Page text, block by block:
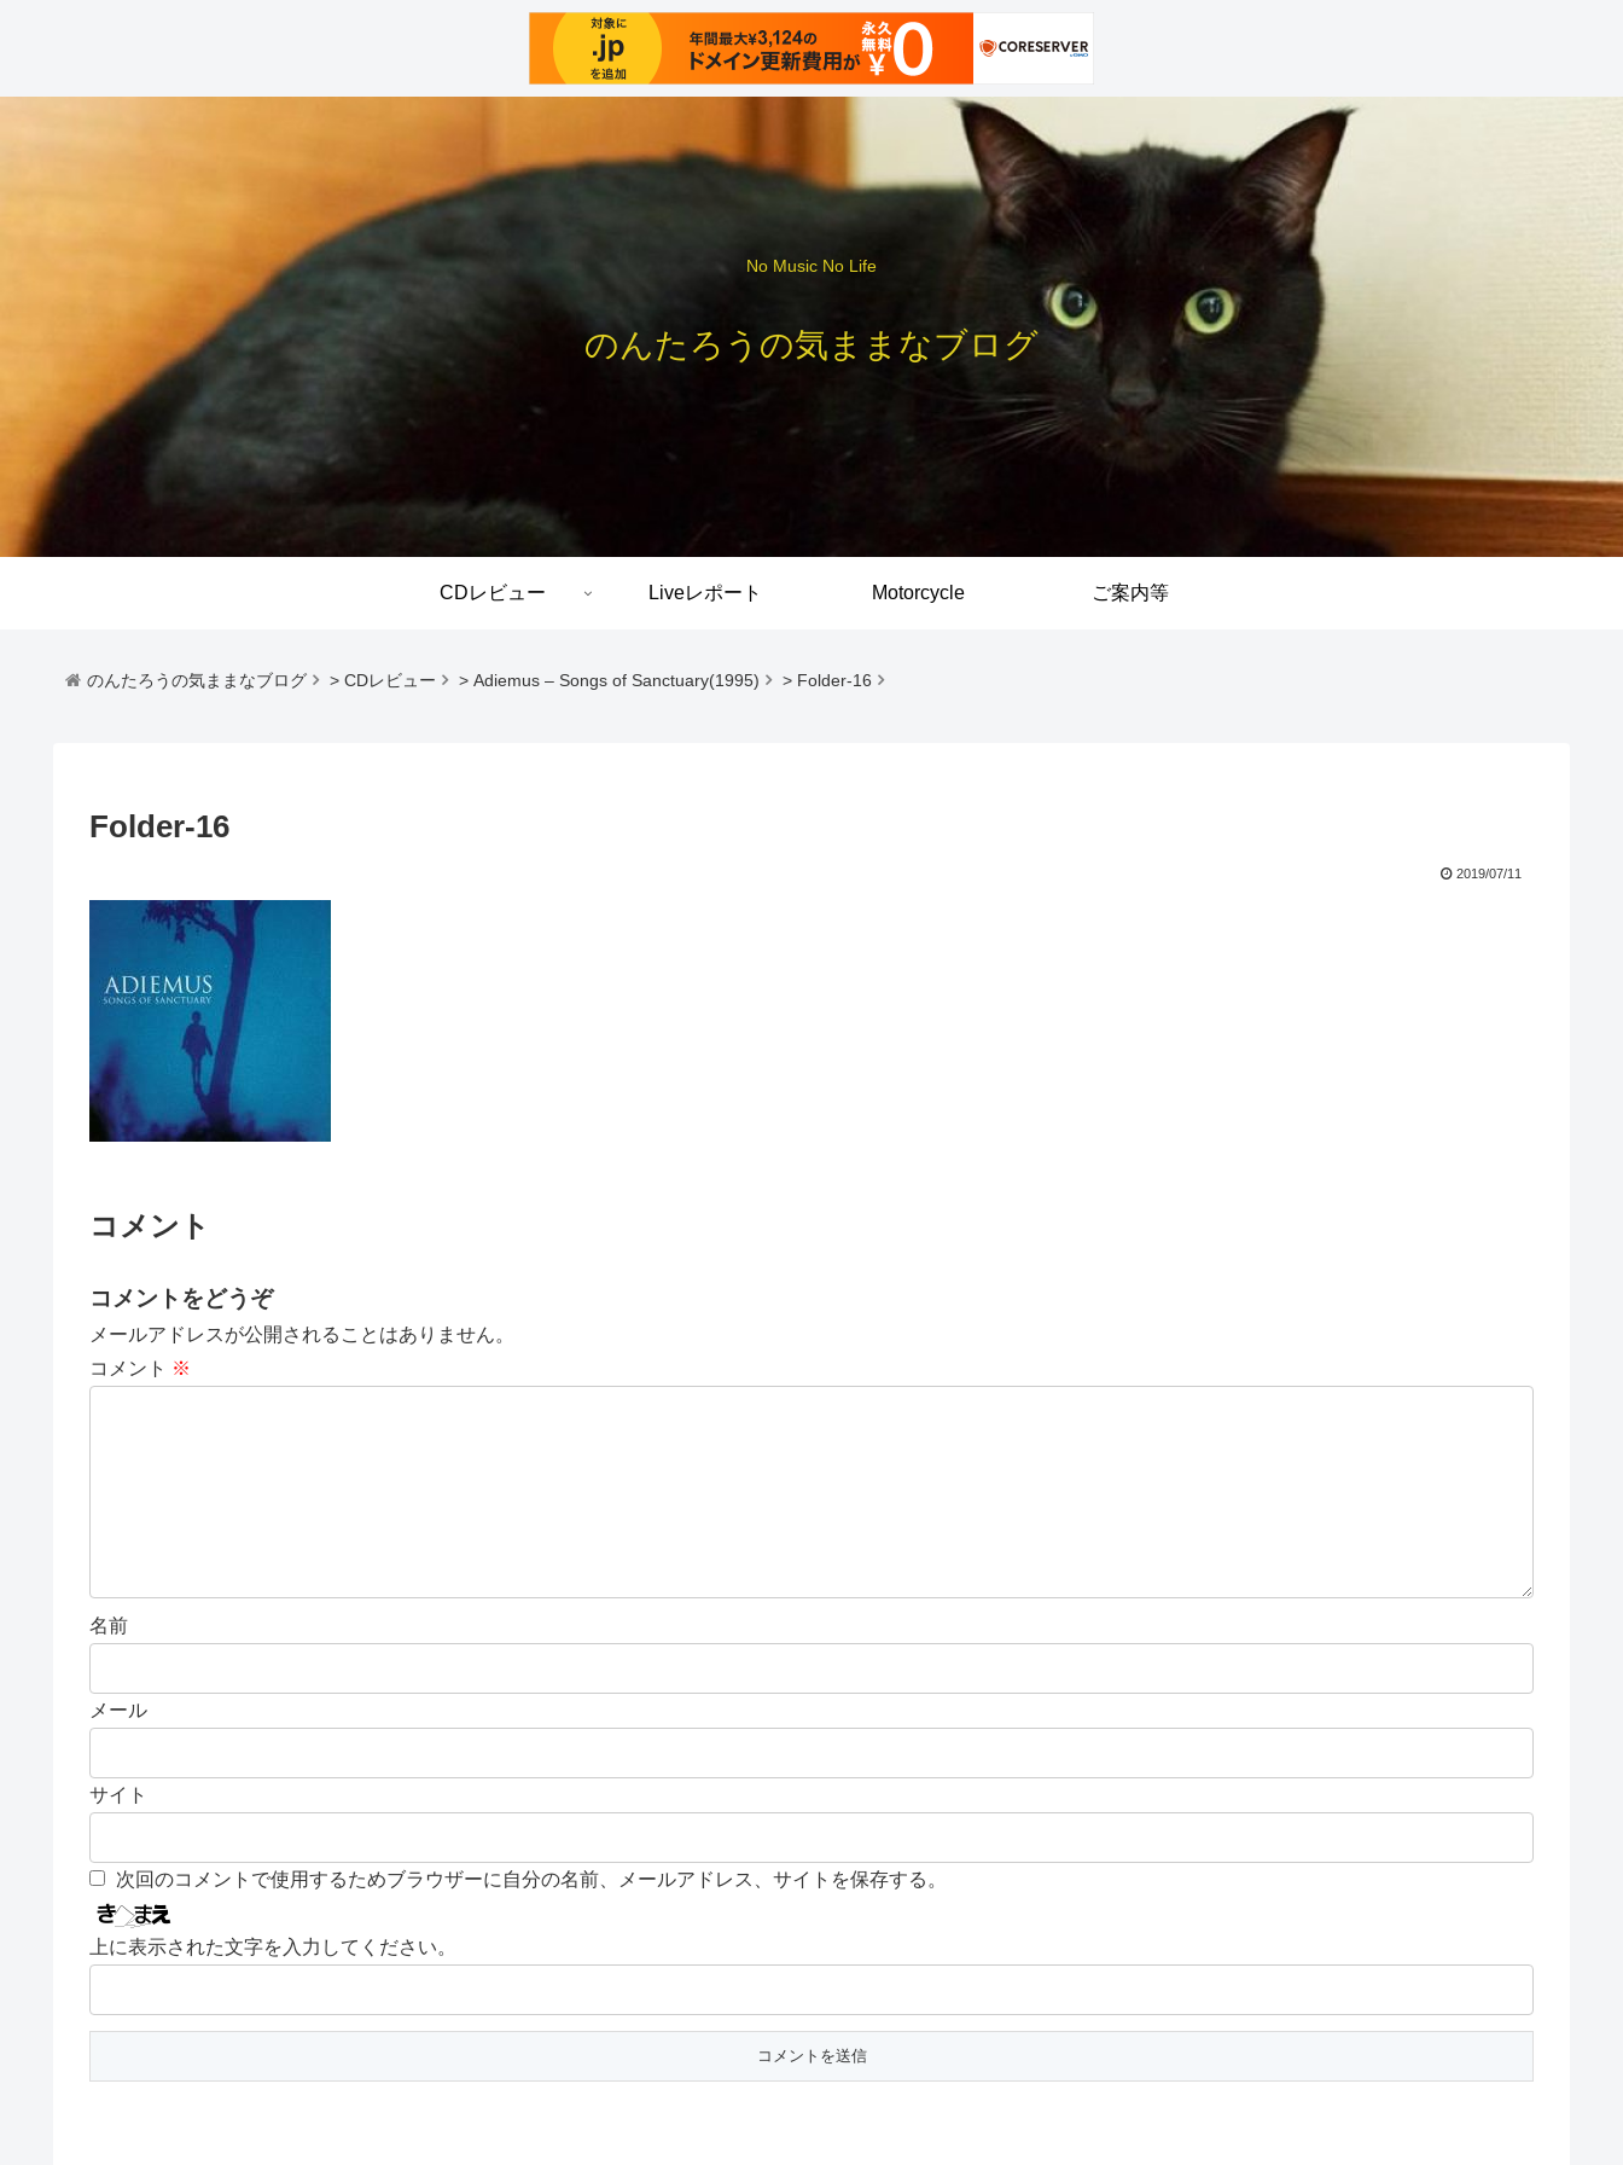
No Music No Life
のんたろうの気ままなブログ
CDレビュー Liveレポート Motorcycle ご案内等
のんたろうの気ままなブログ > CDレビュー > Adiemus – Songs of Sanctuary(1995) > Folder-16
Folder-16
2019/07/11
コメント
コメントをどうぞ
メールアドレスが公開されることはありません。
コメント ※
名前
メール
サイト
次回のコメントで使用するためブラウザーに自分の名前、メールアドレス、サイトを保存する。
上に表示された文字を入力してください。